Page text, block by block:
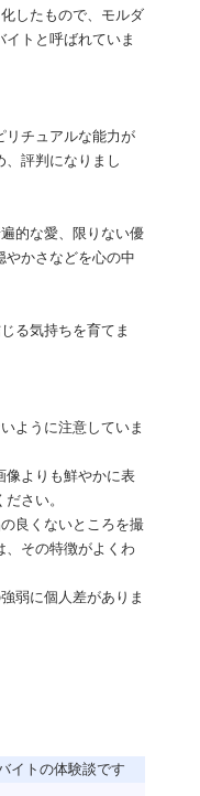
したもので、モルダ
トと呼ばれていま
リチュアルな能力が
、評判になりまし
的な愛、限りない優
やかさなどを心の中
る気持ちを育てま
ように注意していま
像よりも鮮やかに表
さい。
良くないところを撮
、その特徴がよくわ
弱に個人差がありま
イトの体験談です